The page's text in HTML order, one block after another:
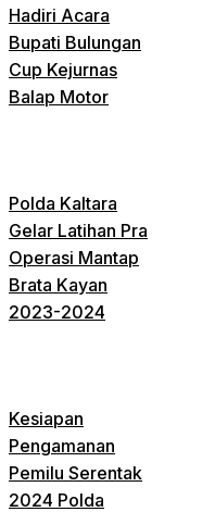
Hadiri Acara
Bupati Bulungan
Cup Kejurnas
Balap Motor
Polda Kaltara
Gelar Latihan Pra
Operasi Mantap
Brata Kayan
2023-2024
Kesiapan
Pengamanan
Pemilu Serentak
2024 Polda